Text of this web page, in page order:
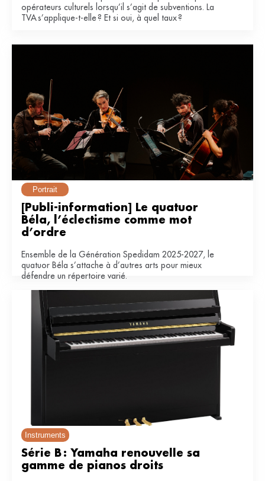
opérateurs culturels lorsqu’il s’agit de subventions. La
TVA s’applique-t-elle ? Et si oui, à quel taux ?
Portrait
[Publi-information] Le quatuor
Béla, l’éclectisme comme mot
d’ordre
Ensemble de la Génération Spedidam 2025-2027, le
quatuor Béla s’attache à d’autres arts pour mieux
défendre un répertoire varié.
Instruments
Série B : Yamaha renouvelle sa
gamme de pianos droits